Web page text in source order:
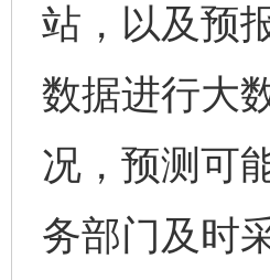
站，以及预
数据进行大
况，预测可
务部门及时